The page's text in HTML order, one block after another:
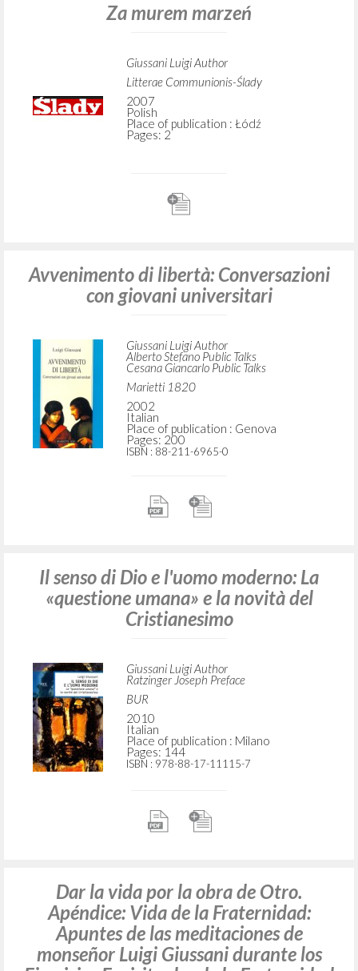
Za murem marzeń
Giussani Luigi Author
Litterae Communionis-Ślady
2007
Polish
Place of publication : Łódź
Pages: 2
Avvenimento di libertà: Conversazioni
con giovani universitari
Giussani Luigi Author
Alberto Stefano Public Talks
Cesana Giancarlo Public Talks
Marietti 1820
2002
Italian
Place of publication : Genova
Pages: 200
ISBN : 88-211-6965-0
Il senso di Dio e l'uomo moderno: La
«questione umana» e la novità del
Cristianesimo
Giussani Luigi Author
Ratzinger Joseph Preface
BUR
2010
Italian
Place of publication : Milano
Pages: 144
ISBN : 978-88-17-11115-7
Dar la vida por la obra de Otro.
Apéndice: Vida de la Fraternidad:
Apuntes de las meditaciones de
monseñor Luigi Giussani durante los